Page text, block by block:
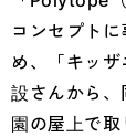
コンセプト
め、「キッ
設さんから
園の屋上で